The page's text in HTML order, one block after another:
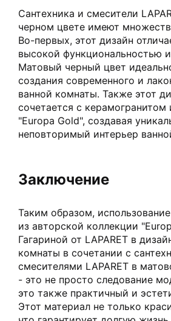
Сантехника и смесители
черном цвете имеют
Во-первых, этот дизайн
высокой функциональностью
Матовый черный цвет
создания современного и
ванной комнаты. Также этот
сочетается с керамогранитом
"Europa Gold", создавая
неповторимый интерьер
Заключение
Таким образом,
из авторской коллекции
Гагариной от LAPARET в
комнаты в сочетании с
смесителями LAPARET в
- это не просто следование
это также практичный и
Этот материал не только